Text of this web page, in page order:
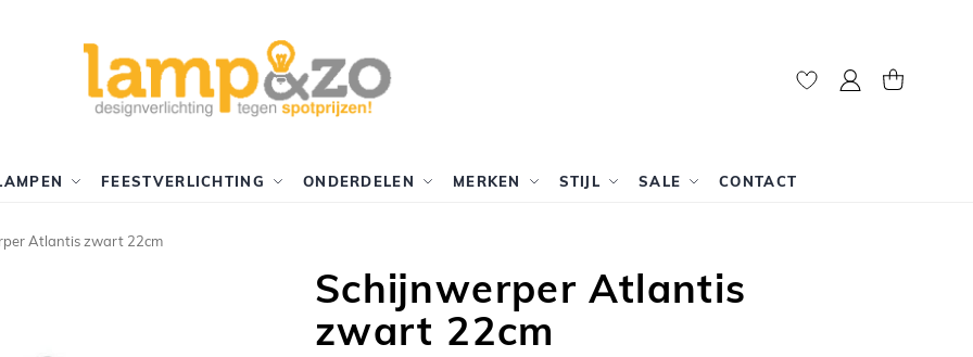
Mijn account
FEESTVERLICHTING ONDERDELEN MERKEN STIJL SALE CONTACT
Atlantis zwart 22cm
Schijnwerper Atlantis
zwart 22cm